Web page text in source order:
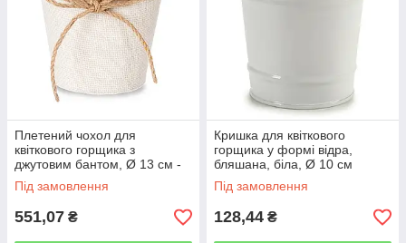
Плетений чохол для
квіткового горщика з
джутовим бантом, Ø 13 см -
білий
Під замовлення
551,07 ₴
Кришка для квіткового
горщика у формі відра,
бляшана, біла, Ø 10 см
Під замовлення
128,44 ₴